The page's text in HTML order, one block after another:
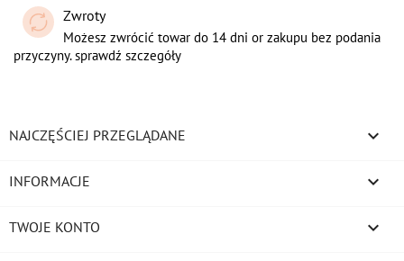
Zwroty
Możesz zwrócić towar do 14 dni or zakupu bez podania
przyczyny. sprawdź szczegóły
NAJCZĘŚCIEJ PRZEGLĄDANE 
INFORMACJE 
TWOJE KONTO 